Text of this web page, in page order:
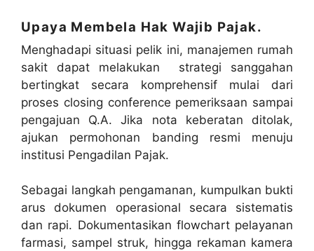
Upaya Membela Hak Wajib Pajak.
Menghadapi situasi pelik ini, manajemen rumah
sakit dapat
melakukan strategi sanggahan
bertingkat secara komprehensif mulai dari
proses closing conference pemeriksaan sampai
pengajuan Q.A.
Jika nota keberatan ditolak,
ajukan permohonan banding resmi menuju
institusi Pengadilan Pajak.
Sebagai langkah pengamanan, kumpulkan bukti
arus dokumen operasional secara sistematis
dan rapi. Dokumentasikan flowchart pelayanan
farmasi, sampel struk, hingga rekaman kamera